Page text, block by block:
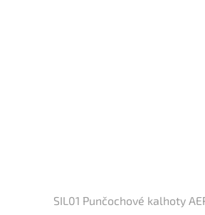
SIL01 Punčochové kalhoty